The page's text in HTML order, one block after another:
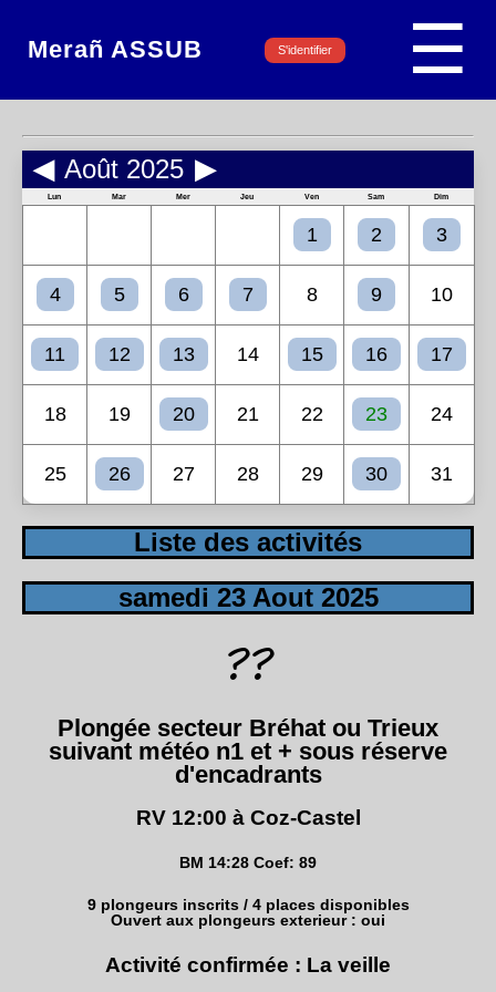
Merañ ASSUB S'identifier ☰
◀ Août 2025 ▶
Lun Mar Mer Jeu Ven Sam Dim
1 2 3
4 5 6 7 8 9 10
11 12 13 14 15 16 17
18 19 20 21 22 23 24
25 26 27 28 29 30 31
Liste des activités
samedi 23 Aout 2025
Plongée secteur Bréhat ou Trieux
suivant météo n1 et + sous réserve
d'encadrants
RV 12:00 à Coz-Castel
BM 14:28 Coef: 89
9 plongeurs inscrits / 4 places disponibles
Ouvert aux plongeurs exterieur : oui
Activité confirmée : La veille